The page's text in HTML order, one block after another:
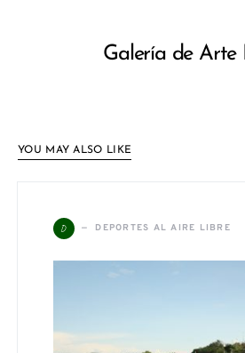
Galería de Arte
YOU MAY ALSO LIKE
D DEPORTES AL AIRE LIBRE